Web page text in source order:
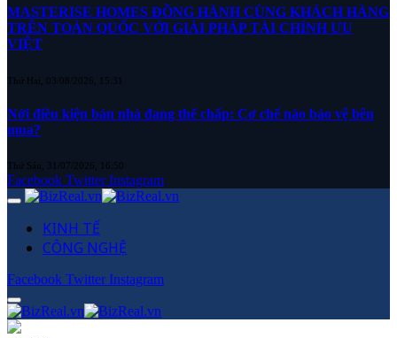
MASTERISE HOMES ĐỒNG HÀNH CÙNG KHÁCH HÀNG
TRÊN TOÀN QUỐC VỚI GIẢI PHÁP TÀI CHÍNH ƯU
VIỆT
Thứ Hai, 03/08/2026, 15:31
Nới điều kiện bán nhà đang thế chấp: Cơ chế nào bảo vệ bên
mua?
Thứ Sáu, 31/07/2026, 16:50
Facebook Twitter Instagram
KINH TẾ
CÔNG NGHỆ
Facebook Twitter Instagram